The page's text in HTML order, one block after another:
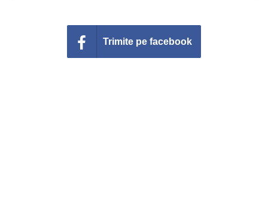
Conecteaza-te
Trimite pe facebook